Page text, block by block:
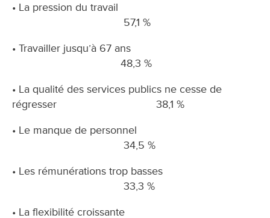
• La pression du travail
57,1 %
• Travailler jusqu’à 67 ans
48,3 %
• La qualité des services publics ne cesse de
régresser 38,1 %
• Le manque de personnel
34,5 %
• Les rémunérations trop basses
33,3 %
• La flexibilité croissante